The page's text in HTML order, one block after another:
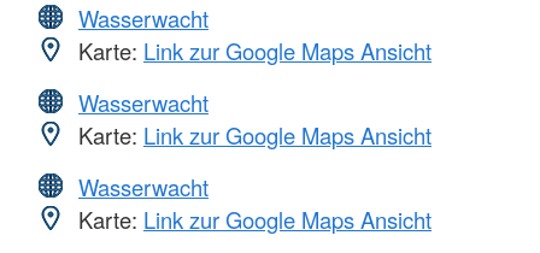
Wasserwacht
Karte: Link zur Google Maps Ansicht
Wasserwacht
Karte: Link zur Google Maps Ansicht
Wasserwacht
Karte: Link zur Google Maps Ansicht